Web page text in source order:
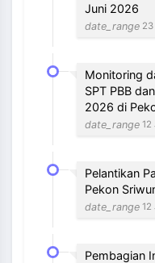
Juni 2026
date_range
Monitoring
SPT PBB
2026 di
date_range 12
Pelantikan
Pekon
date_range 12
Pembagian